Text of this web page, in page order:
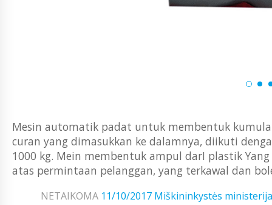
Mesin automatik padat untuk membentuk
curan yang dimasukkan ke dalamnya, diikuti
1000 kg. Mein membentuk ampul darI plastik
atas permintaan pelanggan, yang terkawal dan
NETAIKOMA 11/10/2017 Miškininkystės ministerija